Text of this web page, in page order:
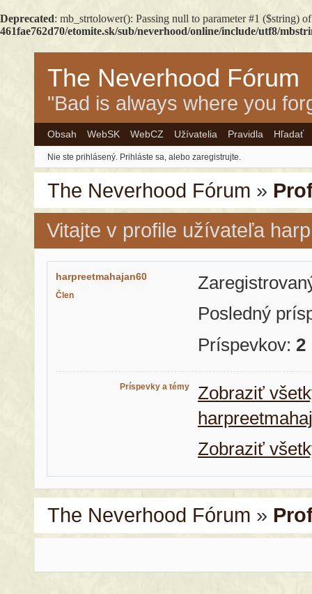
Deprecated: mb_strtolower(): Passing null to parameter #1 ($string)
461fae762d70/etomite.sk/sub/neverhood/online/include/utf8/
The Neverhood Fórum
"Bad is always where you
Obsah WebSK WebCZ Užívatelia Pravidla Hľadať
Nie ste prihlásený. Prihláste sa, alebo zaregistrujte.
The Neverhood Fórum »
Vitajte v profile užívateľa
harpreetmahajan60
Člen
Posledný
Príspevkov: 2
Príspevky a témy
Zobraziť
Zobraziť
The Neverhood Fórum »